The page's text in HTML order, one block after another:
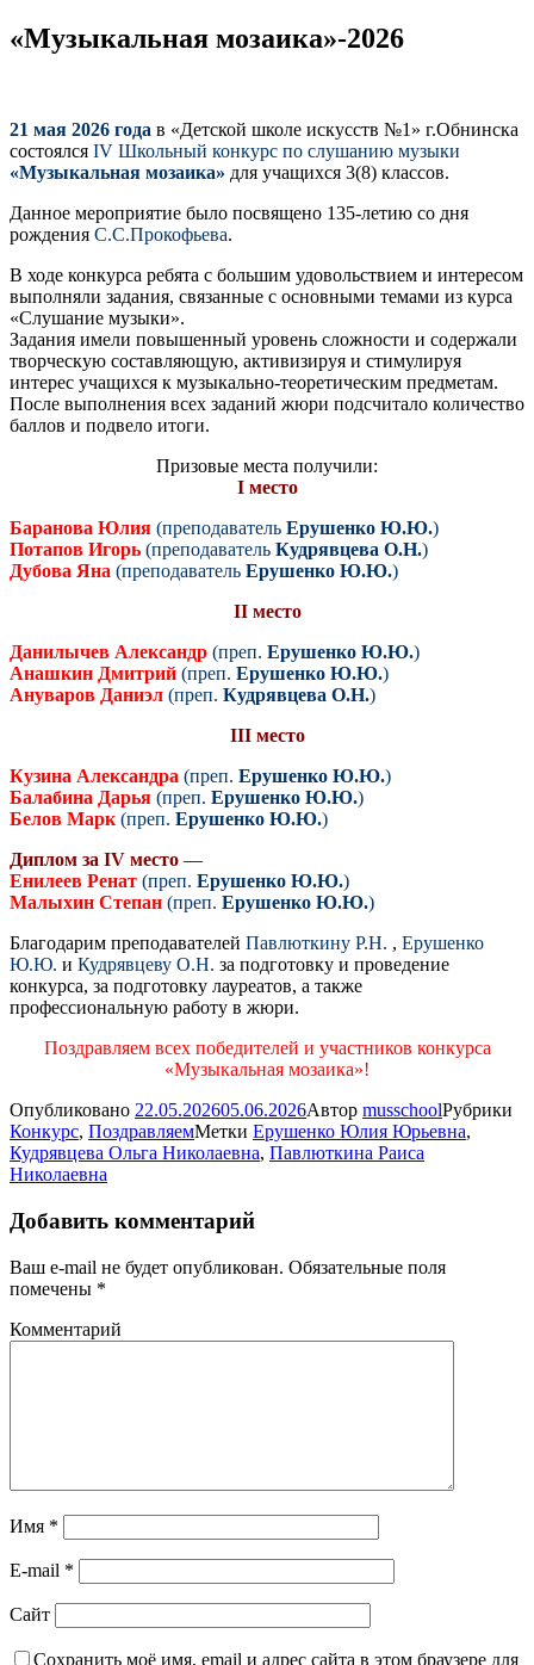
«Музыкальная мозаика»-2026
21 мая 2026 года в «Детской школе искусств №1» г.Обнинска
состоялся IV Школьный конкурс по слушанию музыки
«Музыкальная мозаика» для учащихся 3(8) классов.
Данное мероприятие было посвящено 135-летию со дня
рождения С.С.Прокофьева.
В ходе конкурса ребята с большим удовольствием и интересом
выполняли задания, связанные с основными темами из курса
«Слушание музыки».
Задания имели повышенный уровень сложности и содержали
творческую составляющую, активизируя и стимулируя
интерес учащихся к музыкально-теоретическим предметам.
После выполнения всех заданий жюри подсчитало количество
баллов и подвело итоги.
Призовые места получили:
I место
Баранова Юлия (преподаватель Ерушенко Ю.Ю.)
Потапов Игорь (преподаватель Кудрявцева О.Н.)
Дубова Яна (преподаватель Ерушенко Ю.Ю.)
II место
Данилычев Александр (преп. Ерушенко Ю.Ю.)
Анашкин Дмитрий (преп. Ерушенко Ю.Ю.)
Ануваров Даниэл (преп. Кудрявцева О.Н.)
III место
Кузина Александра (преп. Ерушенко Ю.Ю.)
Балабина Дарья (преп. Ерушенко Ю.Ю.)
Белов Марк (преп. Ерушенко Ю.Ю.)
Диплом за IV место —
Енилеев Ренат (преп. Ерушенко Ю.Ю.)
Малыхин Степан (преп. Ерушенко Ю.Ю.)
Благодарим преподавателей Павлюткину Р.Н. , Ерушенко
Ю.Ю. и Кудрявцеву О.Н. за подготовку и проведение
конкурса, за подготовку лауреатов, а также
профессиональную работу в жюри.
Поздравляем всех победителей и участников конкурса
«Музыкальная мозаика»!
Опубликовано 22.05.202605.06.2026Автор musschoolРубрики
Конкурс, ПоздравляемМетки Ерушенко Юлия Юрьевна,
Кудрявцева Ольга Николаевна, Павлюткина Раиса
Николаевна
Добавить комментарий
Ваш e-mail не будет опубликован. Обязательные поля
помечены *
Комментарий
Имя *
E-mail *
Сайт
Сохранить моё имя, email и адрес сайта в этом браузере для